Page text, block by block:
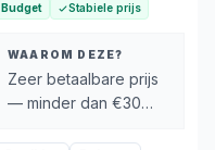
Budget Stabiele prijs
WAAROM DEZE?
Zeer betaalbare prijs
— minder dan €30